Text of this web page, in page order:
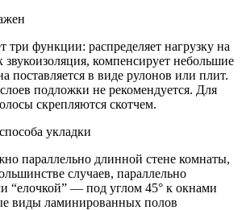
функции: распределяет нагрузку на
звукоизоляция, компенсирует небольшие
поставляется в виде рулонов или плит.
подложки не рекомендуется. Для
скрепляются скотчем.
укладки
параллельно длинной стене комнаты,
случаев, параллельно
“елочкой” — под углом 45° к окнами
виды ламинированных полов